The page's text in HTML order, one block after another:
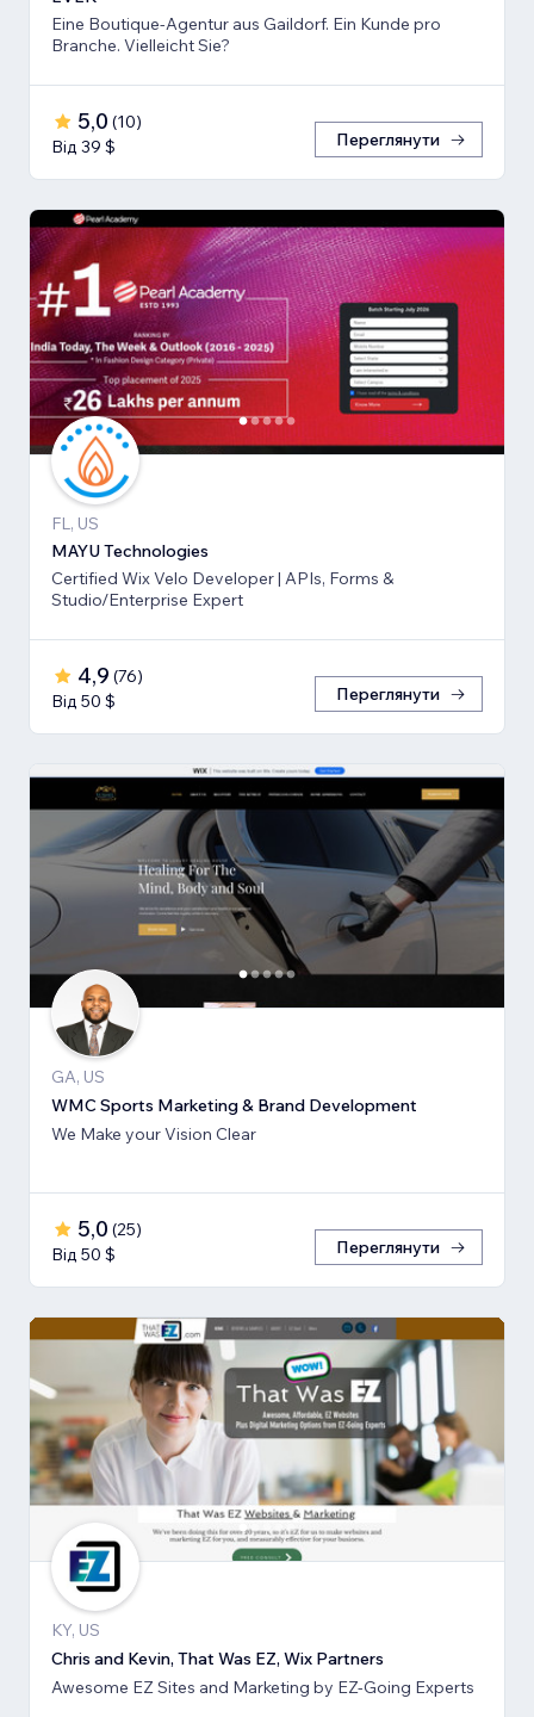
Eine Boutique-Agentur aus Gaildorf. Ein Kunde pro
Branche. Vielleicht Sie?
5,0 (10)
Від 39 $
Переглянути
FL, US
MAYU Technologies
Certified Wix Velo Developer | APIs, Forms &
Studio/Enterprise Expert
4,9 (76)
Від 50 $
Переглянути
GA, US
WMC Sports Marketing & Brand Development
We Make your Vision Clear
5,0 (25)
Від 50 $
Переглянути
KY, US
Chris and Kevin, That Was EZ, Wix Partners
Awesome EZ Sites and Marketing by EZ-Going Experts